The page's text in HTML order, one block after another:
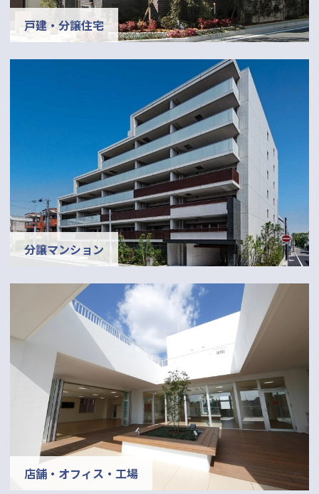
戸建・分譲住宅
分譲マンション
店舗・オフィス・工場